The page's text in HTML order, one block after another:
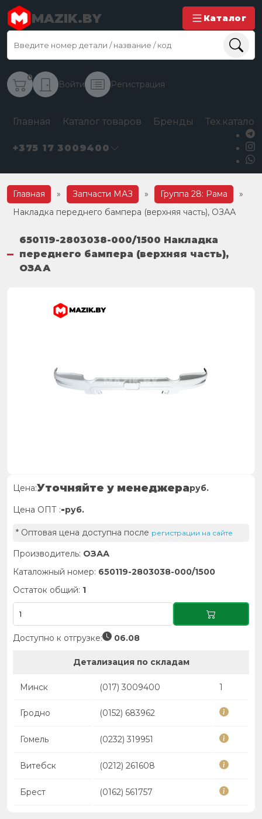
MAZIK.BY Каталог
0
Войти Регистрация
Главная Каталог товаров Бренды
+375 17 3009400
Главная » Запчасти МАЗ » Группа 28: Рама
»
Накладка переднего бампера (верхняя часть), ОЗАА
650119-2803038-000/1500 Накладка
переднего бампера (верхняя часть),
ОЗАА
Цена:Уточняйте у менеджераруб.
Цена ОПТ :-руб.
* Оптовая цена доступна после регистрации на сайте
Производитель: ОЗАА
Каталожный номер: 650119-2803038-000/1500
Остаток общий: 1
Доступно к отгрузке: 06.08
Детализация по складам
Минск (017) 3009400 1
Гродно (0152) 683962
Гомель (0232) 319951
Витебск (0212) 261608
Брест (0162) 561757